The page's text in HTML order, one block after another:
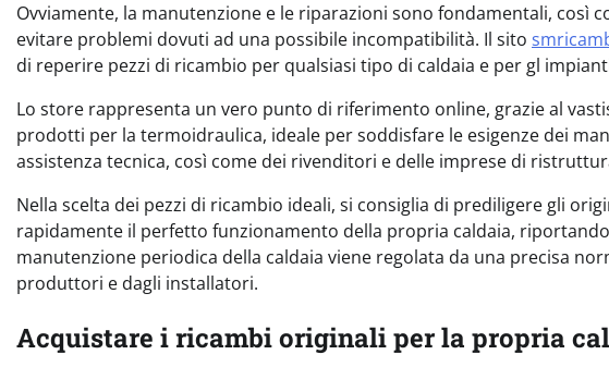
Ovviamente, la manutenzione e le riparazioni sono fondamentali, così
evitare problemi dovuti ad una possibile incompatibilità. Il sito
di reperire pezzi di ricambio per qualsiasi tipo di caldaia e per gl
Lo store rappresenta un vero punto di riferimento online, grazie al
prodotti per la termoidraulica, ideale per soddisfare le esigenze dei
assistenza tecnica, così come dei rivenditori e delle imprese di
Nella scelta dei pezzi di ricambio ideali, si consiglia di prediligere gli
rapidamente il perfetto funzionamento della propria caldaia,
manutenzione periodica della caldaia viene regolata da una precisa
produttori e dagli installatori.
Acquistare i ricambi originali per la propria